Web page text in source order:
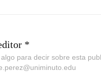
*
para decir sobre esta